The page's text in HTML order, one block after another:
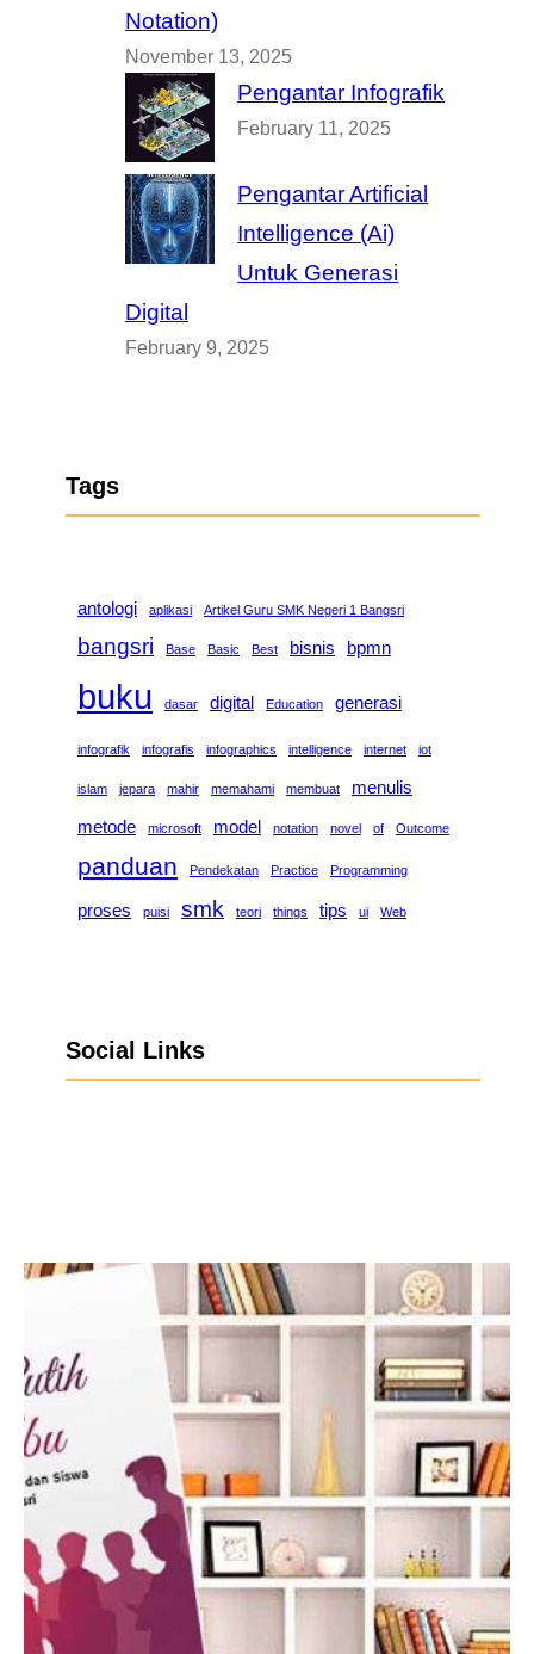
Notation)
November 13, 2025
Pengantar Infografik
February 11, 2025
Pengantar Artificial
Intelligence (Ai)
Untuk Generasi
Digital
February 9, 2025
Tags
antologi aplikasi Artikel Guru SMK Negeri 1 Bangsri
bangsri Base Basic Best bisnis bpmn
buku dasar digital Education generasi
infografik infografis infographics intelligence internet iot
islam jepara mahir memahami membuat
menulis
metode
microsoft model notation novel of Outcome
panduan Pendekatan Practice Programming
proses puisi smk teori things tips ui Web
Social Links